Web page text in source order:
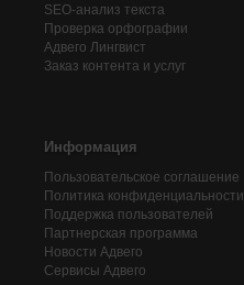
SEO-анализ текста
Проверка орфографии
Адвего Лингвист
Заказ контента и услуг
Информация
Пользовательское соглашение
Политика конфиденциальности
Поддержка пользователей
Партнерская программа
Новости Адвего
Сервисы Адвего